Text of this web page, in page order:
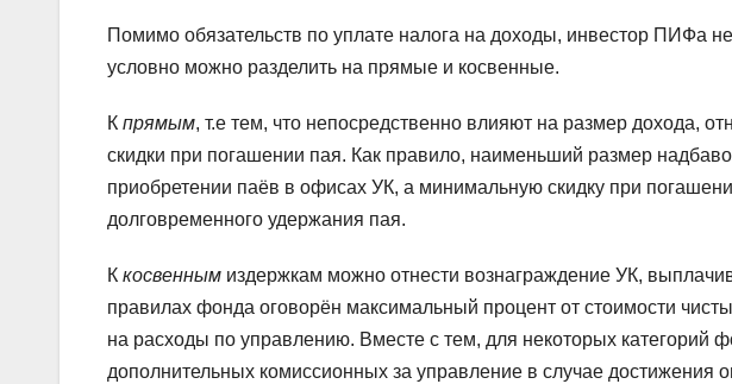
Помимо обязательств по уплате налога на доходы, инвестор ПИФа
условно можно разделить на прямые и косвенные.
К прямым, т.е тем, что непосредственно влияют на размер дохода,
скидки при погашении пая. Как правило, наименьший размер
приобретении паёв в офисах УК, а минимальную скидку при
долговременного удержания пая.
К косвенным издержкам можно отнести вознаграждение УК,
правилах фонда оговорён максимальный процент от стоимости
на расходы по управлению. Вместе с тем, для некоторых категорий
дополнительных комиссионных за управление в случае достижения